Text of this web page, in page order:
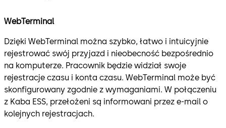
WebTerminal
Dzięki WebTerminal można szybko, łatwo i intuicyjnie
rejestrować swój przyjazd i nieobecność bezpośrednio
na komputerze. Pracownik będzie widział swoje
rejestracje czasu i konta czasu. WebTerminal może być
skonfigurowany zgodnie z wymaganiami. W połączeniu
z Kaba ESS, przełożeni są informowani przez e-mail o
kolejnych rejestracjach.